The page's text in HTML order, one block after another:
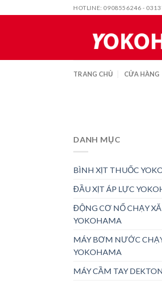
to
HOTLINE: 0908556246 -
TRANG CHỦ CỬA HÀNG
DANH MỤC
BÌNH XỊT THUỐC
ĐẦU XỊT ÁP LỰC
ĐỘNG CƠ NỔ CHẠY
YOKOHAMA
MÁY BƠM NƯỚC
YOKOHAMA
MÁY CẦM TAY